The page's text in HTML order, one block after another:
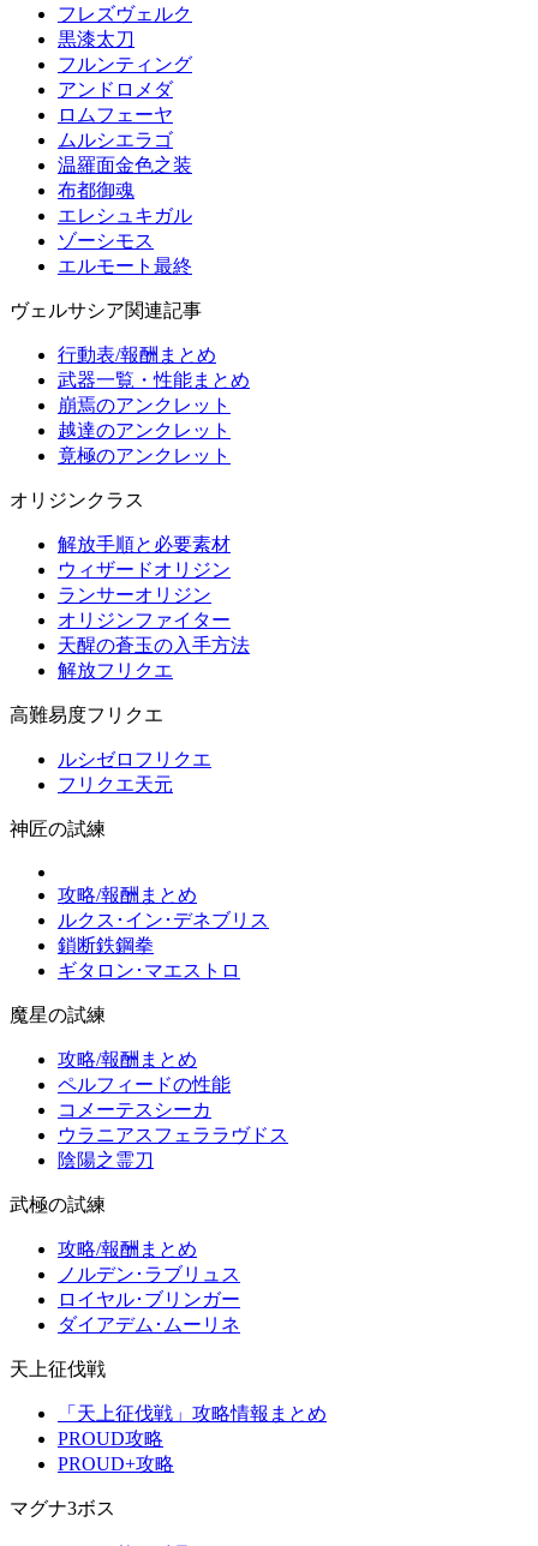
フレズヴェルク
黒漆太刀
フルンティング
アンドロメダ
ロムフェーヤ
ムルシエラゴ
温羅面金色之装
布都御魂
エレシュキガル
ゾーシモス
エルモート最終
ヴェルサシア関連記事
行動表/報酬まとめ
武器一覧・性能まとめ
崩焉のアンクレット
越達のアンクレット
竟極のアンクレット
オリジンクラス
解放手順と必要素材
ウィザードオリジン
ランサーオリジン
オリジンファイター
天醒の蒼玉の入手方法
解放フリクエ
高難易度フリクエ
ルシゼロフリクエ
フリクエ天元
神匠の試練
攻略/報酬まとめ
ルクス･イン･デネブリス
鎖断鉄鋼拳
ギタロン･マエストロ
魔星の試練
攻略/報酬まとめ
ペルフィードの性能
コメーテスシーカ
ウラニアスフェララヴドス
陰陽之霊刀
武極の試練
攻略/報酬まとめ
ノルデン･ラブリュス
ロイヤル･ブリンガー
ダイアデム･ムーリネ
天上征伐戦
「天上征伐戦」攻略情報まとめ
PROUD攻略
PROUD+攻略
マグナ3ボス